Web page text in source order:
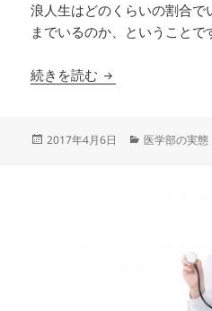
浪人生はどのくらいの割合
までいるのか、ということで
続きを読む 医学部の平均浪人
投
2017年4月6日
カ
医学部の実態